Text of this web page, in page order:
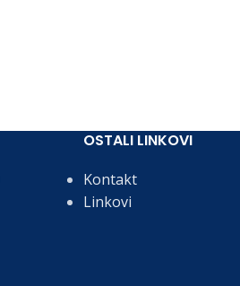
OSTALI LINKOVI
Kontakt
Linkovi